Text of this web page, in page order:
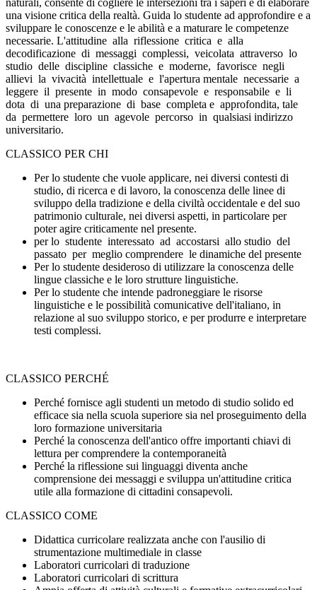
naturali, consente di cogliere le intersezioni tra i saperi e di elaborare
una visione critica della realtà. Guida lo studente ad approfondire e a
sviluppare le conoscenze e le abilità e a maturare le competenze
necessarie. L'attitudine alla riflessione critica e alla
decodificazione di messaggi complessi, veicolata attraverso lo
studio delle discipline classiche e moderne, favorisce negli
allievi la vivacità intellettuale e l'apertura mentale necessarie a
leggere il presente in modo consapevole e responsabile e li
dota di una preparazione di base completa e approfondita, tale
da permettere loro un agevole percorso in qualsiasi indirizzo
universitario.
CLASSICO PER CHI
Per lo studente che vuole applicare, nei diversi contesti di
studio, di ricerca e di lavoro, la conoscenza delle linee di
sviluppo della tradizione e della civiltà occidentale e del suo
patrimonio culturale, nei diversi aspetti, in particolare per
poter agire criticamente nel presente.
per lo studente interessato ad accostarsi allo studio del
passato per meglio comprendere le dinamiche del presente
Per lo studente desideroso di utilizzare la conoscenza delle
lingue classiche e le loro strutture linguistiche.
Per lo studente che intende padroneggiare le risorse
linguistiche e le possibilità comunicative dell'italiano, in
relazione al suo sviluppo storico, e per produrre e interpretare
testi complessi.
CLASSICO PERCHÉ
Perché fornisce agli studenti un metodo di studio solido ed
efficace sia nella scuola superiore sia nel proseguimento della
loro formazione universitaria
Perché la conoscenza dell'antico offre importanti chiavi di
lettura per comprendere la contemporaneità
Perché la riflessione sui linguaggi diventa anche
comprensione dei messaggi e sviluppa un'attitudine critica
utile alla formazione di cittadini consapevoli.
CLASSICO COME
Didattica curricolare realizzata anche con l'ausilio di
strumentazione multimediale in classe
Laboratori curricolari di traduzione
Laboratori curricolari di scrittura